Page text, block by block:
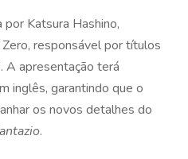
Katsura Hashino,
responsável por títulos
. A apresentação terá
inglês, garantindo que o
os novos detalhes do
.